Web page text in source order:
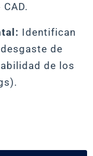
Identifican
de
de los